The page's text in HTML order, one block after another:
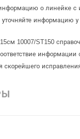
о линейке
информацию у
10007/ST150
скорейшего